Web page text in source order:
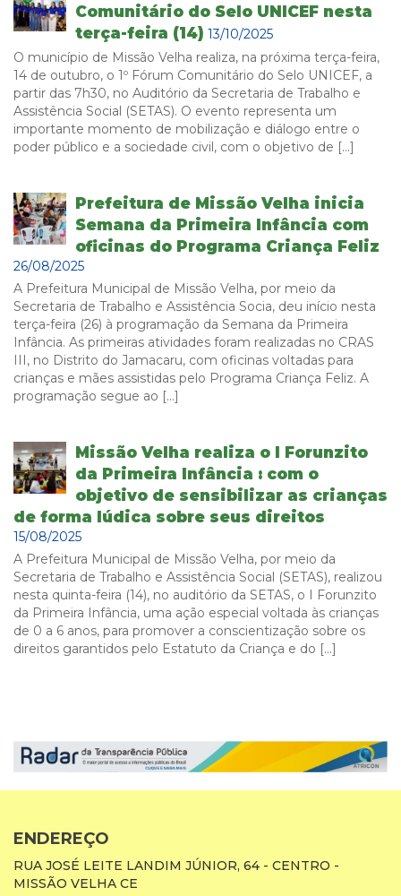
Comunitário do Selo UNICEF nesta
terça-feira (14) 13/10/2025
O município de Missão Velha realiza, na próxima terça-feira,
14 de outubro, o 1º Fórum Comunitário do Selo UNICEF, a
partir das 7h30, no Auditório da Secretaria de Trabalho e
Assistência Social (SETAS). O evento representa um
importante momento de mobilização e diálogo entre o
poder público e a sociedade civil, com o objetivo de […]
Prefeitura de Missão Velha inicia
Semana da Primeira Infância com
oficinas do Programa Criança Feliz
26/08/2025
A Prefeitura Municipal de Missão Velha, por meio da
Secretaria de Trabalho e Assistência Socia, deu início nesta
terça-feira (26) à programação da Semana da Primeira
Infância. As primeiras atividades foram realizadas no CRAS
III, no Distrito do Jamacaru, com oficinas voltadas para
crianças e mães assistidas pelo Programa Criança Feliz. A
programação segue ao […]
Missão Velha realiza o I Forunzito
da Primeira Infância : com o
objetivo de sensibilizar as crianças
de forma lúdica sobre seus direitos
15/08/2025
A Prefeitura Municipal de Missão Velha, por meio da
Secretaria de Trabalho e Assistência Social (SETAS), realizou
nesta quinta-feira (14), no auditório da SETAS, o I Forunzito
da Primeira Infância, uma ação especial voltada às crianças
de 0 a 6 anos, para promover a conscientização sobre os
direitos garantidos pelo Estatuto da Criança e do […]
ENDEREÇO
RUA JOSÉ LEITE LANDIM JÚNIOR, 64 - CENTRO -
MISSÃO VELHA CE